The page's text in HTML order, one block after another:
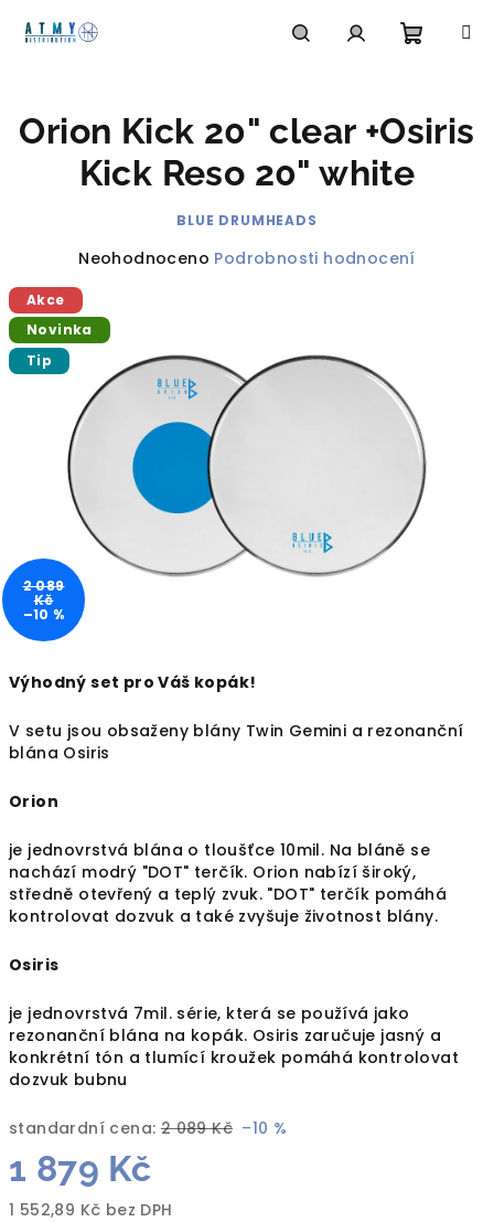
košík
Výhodný set pro Váš kopák!
V setu jsou obsaženy blány Twin Gemini a rezonanční
blána Osiris
Orion
je jednovrstvá blána o tloušťce 10mil. Na bláně se
nachází modrý "DOT" terčík. Orion nabízí široký,
středně otevřený a teplý zvuk. "DOT" terčík pomáhá
kontrolovat dozvuk a také zvyšuje životnost blány.
Osiris
je jednovrstvá 7mil. série, která se používá jako
rezonanční blána na kopák. Osiris zaručuje jasný a
konkrétní tón a tlumící kroužek pomáhá kontrolovat
dozvuk bubnu
standardní cena: 2 089 Kč –10 %
1 879 Kč
1 552,89 Kč bez DPH
Orion Kick 20" clear +Osiris
Kick Reso 20" white
BLUE DRUMHEADS
Průměrné
produktu
je
0,0
hvězdiček.
Neohodnoceno Podrobnosti hodnocení
Akce
Novinka
Tip
2 089
Kč
–10 %